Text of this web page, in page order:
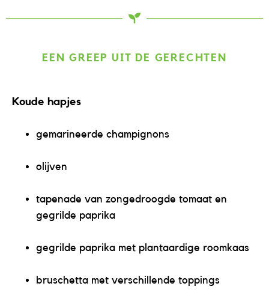
EEN GREEP UIT DE GERECHTEN
Koude hapjes
gemarineerde champignons
olijven
tapenade van zongedroogde tomaat en
gegrilde paprika
gegrilde paprika met plantaardige roomkaas
bruschetta met verschillende toppings